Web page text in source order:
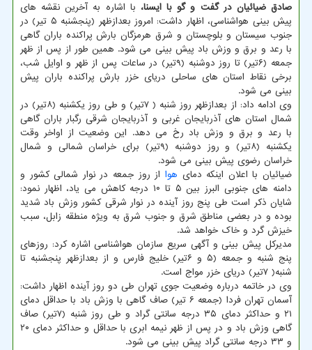
صادق ضیائیان در گفت و گو با ایسنا، با اشاره به آخرین نقشه های
پیش بینی هواشناسی، اظهار داشت: امروز بعدازظهر (پنجشنبه ۵ تیر) در
جنوب سیستان و بلوچستان و شرق هرمزگان بارش پراکنده باران گاهی
با رعد و برق و وزش باد پیش بینی می شود. همین طور از پس از ظهر
جمعه (۶تیر) تا روز دوشنبه (۹تیر) در ساعات پس از ظهر و اوایل شب،
برخی نقاط استان های ساحلی دریای خزر بارش پراکنده باران پیش
بینی می شود.
وی ادامه داد: از بعدازظهر روز شنبه ( ۷تیر) و طی روز یکشنبه (۸تیر) در
شمال استان های آذربایجان غربی و آذربایجان شرقی رگبار باران گاهی
با رعد و برق و وزش باد رخ می دهد. این وضعیت از اواخر وقت
یکشنبه (۸تیر) و روز دوشنبه (۹تیر) برای خراسان شمالی و شمال
خراسان رضوی پیش بینی می شود.
ضیائیان با اعلان اینکه دمای هوا از روز جمعه در نوار شمالی کشور و
دامنه های جنوبی البرز بین ۵ تا ۱۰ درجه کاهش می یاد، اظهار نمود:
شایان ذکر است طی پنج روز آینده در نوار شرقی کشور وزش باد شدید
بوده و در بعضی مناطق شرق و جنوب شرق به ویژه منطقه زابل، سبب
خیزش گرد و خاک خواهد شد.
مدیرکل پیش بینی و آگهی سریع سازمان هواشناسی اشاره کرد: روزهای
پنج شنبه و جمعه (۵ و ۶تیر) خلیج فارس و از بعدازظهر پنجشنبه تا
شنبه( ۷تیر) دریای خزر مواج است.
وی در خاتمه درباره وضعیت جوی تهران طی دو روز آینده اظهار داشت:
آسمان تهران فردا (جمعه ۶ تیر) صاف گاهی با وزش باد با حداقل دمای
۲۱ و حداکثر دمای ۳۵ درجه سانتی گراد و طی روز شنبه (۷تیر) صاف
گاهی وزش باد و در پس از ظهر نیمه ابری با حداقل و حداکثر دمای ۲۰
و ۳۳ درجه سانتی گراد پیش بینی می شود.